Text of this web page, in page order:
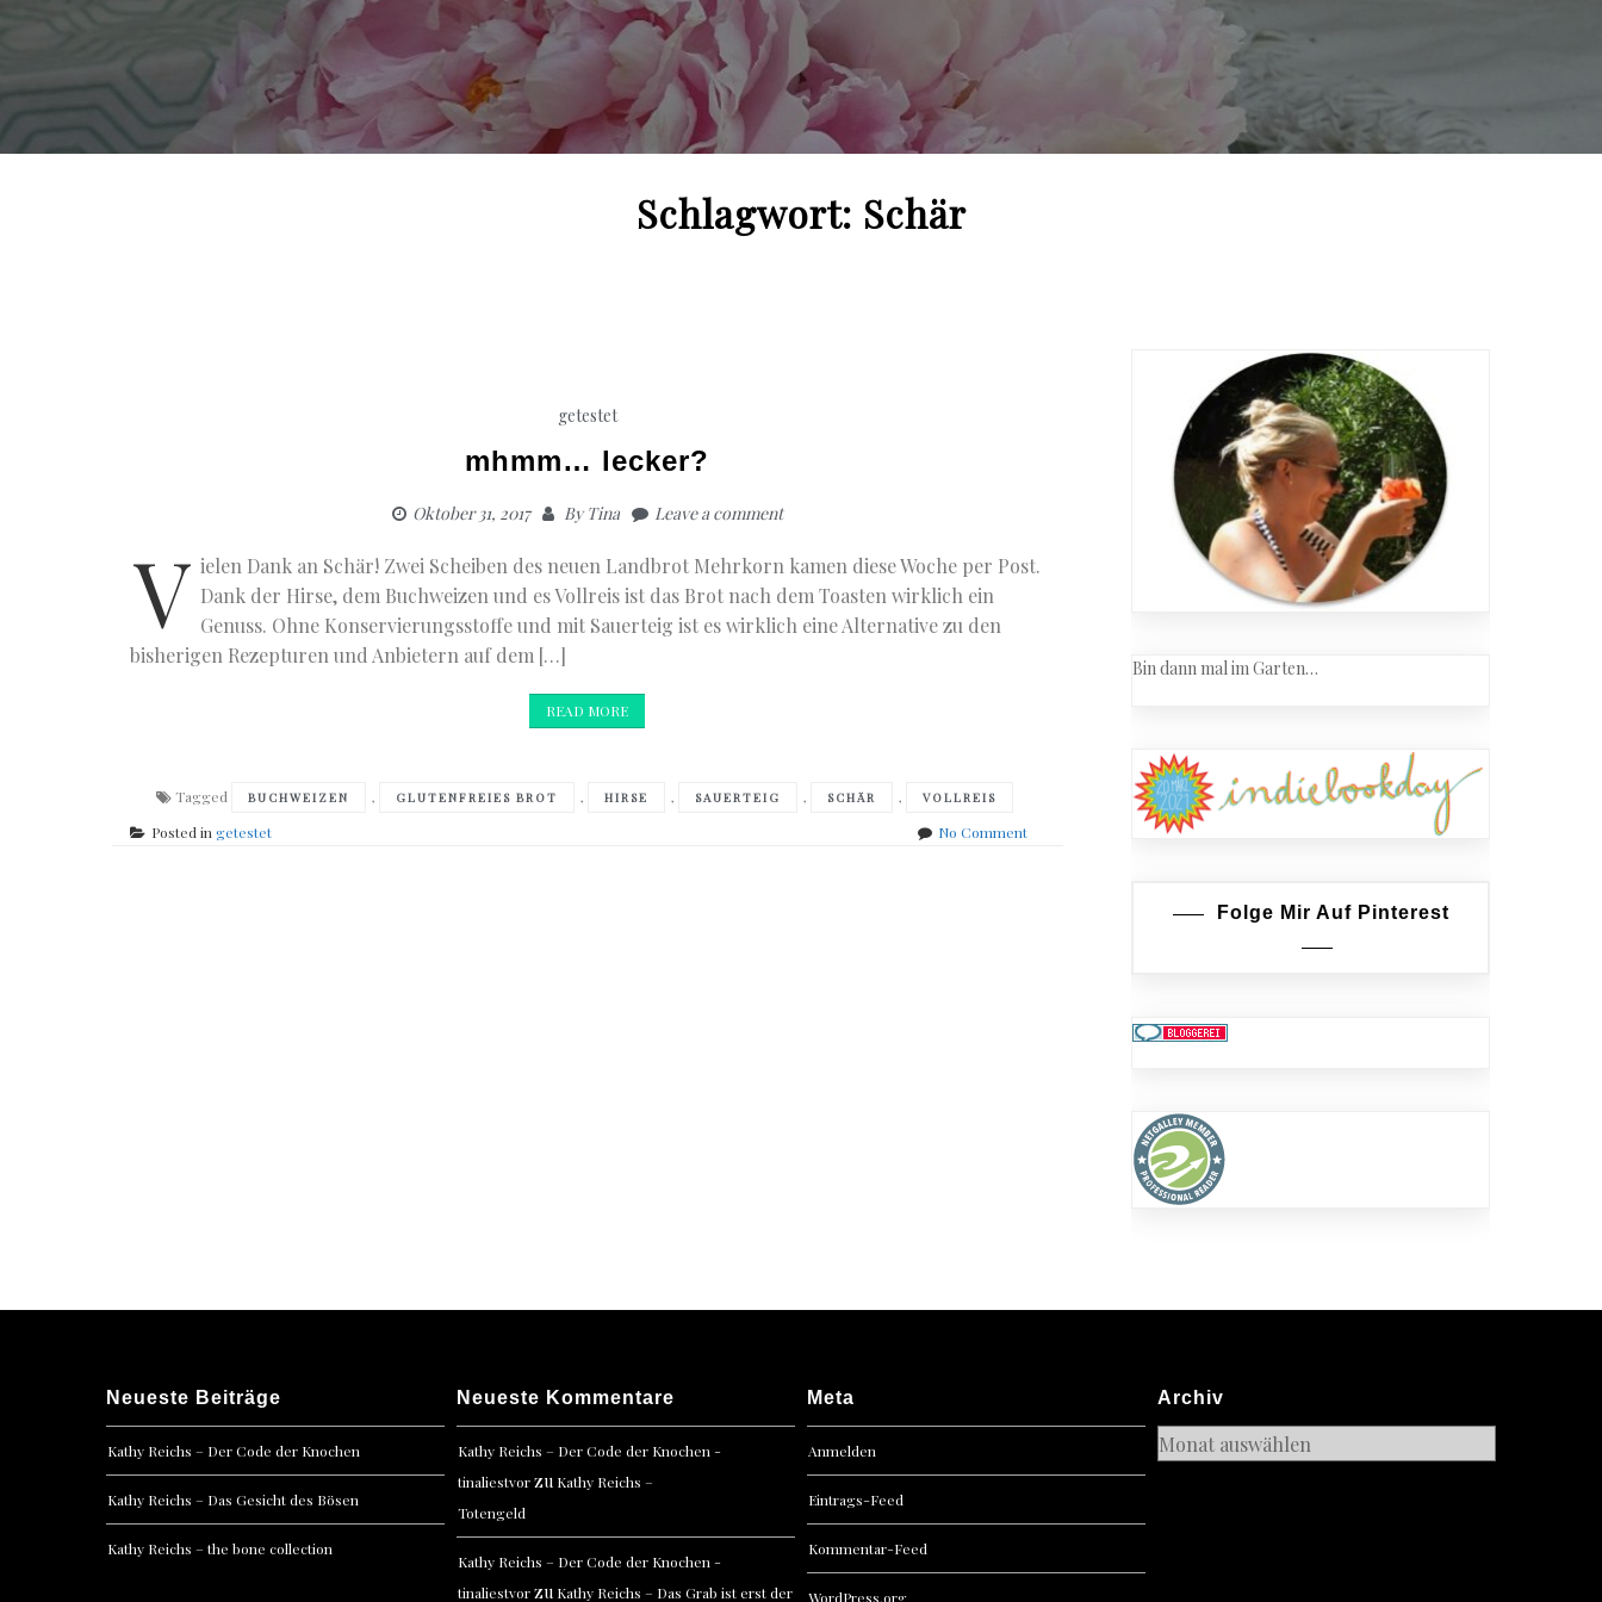
Schlagwort: Schär
getestet
mhmm… lecker?
Oktober 31, 2017 ByTina Leave a comment
V ielen Dank an Schär! Zwei Scheiben des neuen Landbrot Mehrkorn kamen diese Woche per Post.
Dank der Hirse, dem Buchweizen und es Vollreis ist das Brot nach dem Toasten wirklich ein
Genuss. Ohne Konservierungsstoffe und mit Sauerteig ist es wirklich eine Alternative zu den
bisherigen Rezepturen und Anbietern auf dem […]
READ MORE
Tagged BUCHWEIZEN , GLUTENFREIES BROT , HIRSE , SAUERTEIG , SCHÄR , VOLLREIS
Posted ingetestet No Commenton
Bin dann mal im Garten…
Folge Mir Auf Pinterest
Neueste Beiträge
Kathy Reichs – Der Code der Knochen
Kathy Reichs – Das Gesicht des Bösen
Kathy Reichs – the bone collection
Neueste Kommentare
Kathy Reichs – Der Code der Knochen -
tinaliestvorzu Kathy Reichs –
Totengeld
Kathy Reichs – Der Code der Knochen -
tinaliestvorzu Kathy Reichs – Das Grab ist erst der
Meta
Anmelden
Eintrags-Feed
Kommentar-Feed
WordPress.org
Archiv
Archiv